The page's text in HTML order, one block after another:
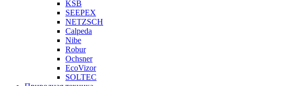
KSB
SEEPEX
NETZSCH
Сalpeda
Nibe
Robur
Ochsner
EcoVizor
SOLTEC